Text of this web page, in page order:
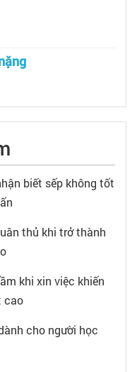
biết sếp không tốt
thủ khi trở thành
khi xin việc khiến
cao
cho người học